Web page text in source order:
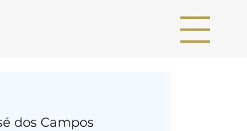
dos Campos